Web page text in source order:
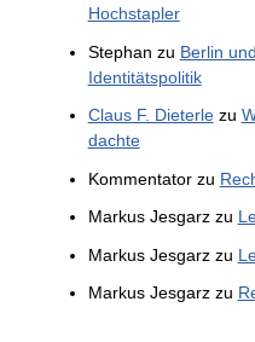
Hochstapler
Stephan zu Berlin
Identitätspolitik
Claus F. Dieterlezu
dachte
Kommentatorzu
Markus Jesgarzzu
Markus Jesgarzzu
Markus Jesgarzzu